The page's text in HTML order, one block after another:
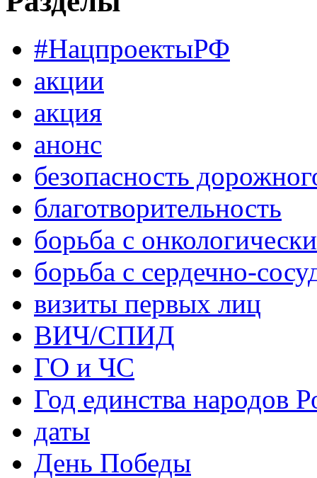
#НацпроектыРФ
акции
акция
анонс
безопасность
благотворительность
борьба с
борьба с сердечно-
визиты первых лиц
ВИЧ/СПИД
ГО и ЧС
Год единства народов
даты
День Победы